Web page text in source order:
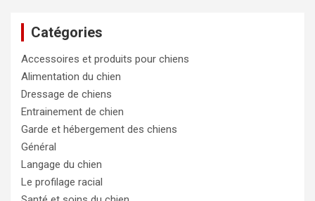
c
h
e
r
Catégories
Accessoires et produits pour chiens
Alimentation du chien
Dressage de chiens
Entrainement de chien
Garde et hébergement des chiens
Général
Langage du chien
Le profilage racial